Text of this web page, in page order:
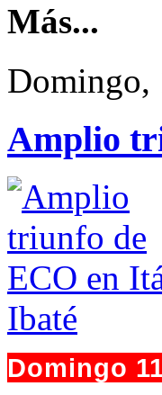
Más...
Domingo,
Amplio
Domingo